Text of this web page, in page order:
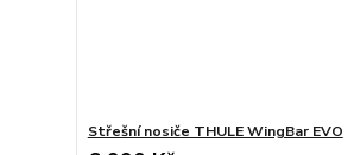
Střešní nosiče THULE WingBar EVO